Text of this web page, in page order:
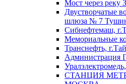
Мост через реку
Двустворчатые
шлюза № 7
Сибнефтемаш,
Мемориальные
Транснефть,
Администрация
СТАНЦИЯ